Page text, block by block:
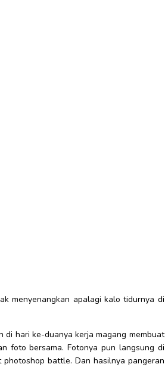
menyenangkan apalagi kalo tidurnya di
hari ke-duanya kerja magang membuat
foto bersama. Fotonya pun langsung di
battle. Dan hasilnya pangeran